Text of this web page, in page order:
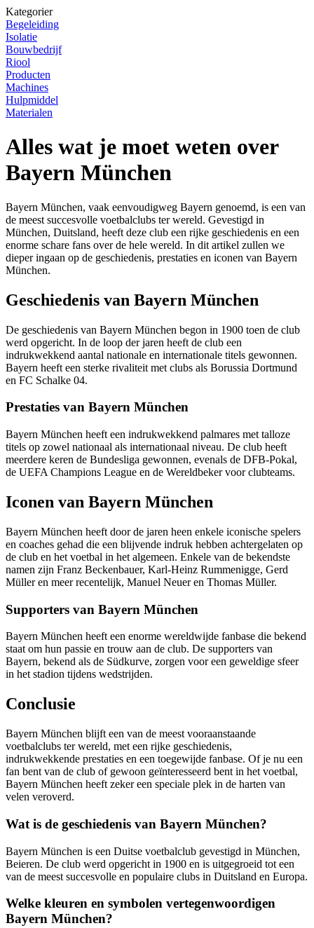
Kategorier
Begeleiding
Isolatie
Bouwbedrijf
Riool
Producten
Machines
Hulpmiddel
Materialen
Alles wat je moet weten over
Bayern München
Bayern München, vaak eenvoudigweg Bayern genoemd, is een van
de meest succesvolle voetbalclubs ter wereld. Gevestigd in
München, Duitsland, heeft deze club een rijke geschiedenis en een
enorme schare fans over de hele wereld. In dit artikel zullen we
dieper ingaan op de geschiedenis, prestaties en iconen van Bayern
München.
Geschiedenis van Bayern München
De geschiedenis van Bayern München begon in 1900 toen de club
werd opgericht. In de loop der jaren heeft de club een
indrukwekkend aantal nationale en internationale titels gewonnen.
Bayern heeft een sterke rivaliteit met clubs als Borussia Dortmund
en FC Schalke 04.
Prestaties van Bayern München
Bayern München heeft een indrukwekkend palmares met talloze
titels op zowel nationaal als internationaal niveau. De club heeft
meerdere keren de Bundesliga gewonnen, evenals de DFB-Pokal,
de UEFA Champions League en de Wereldbeker voor clubteams.
Iconen van Bayern München
Bayern München heeft door de jaren heen enkele iconische spelers
en coaches gehad die een blijvende indruk hebben achtergelaten op
de club en het voetbal in het algemeen. Enkele van de bekendste
namen zijn Franz Beckenbauer, Karl-Heinz Rummenigge, Gerd
Müller en meer recentelijk, Manuel Neuer en Thomas Müller.
Supporters van Bayern München
Bayern München heeft een enorme wereldwijde fanbase die bekend
staat om hun passie en trouw aan de club. De supporters van
Bayern, bekend als de Südkurve, zorgen voor een geweldige sfeer
in het stadion tijdens wedstrijden.
Conclusie
Bayern München blijft een van de meest vooraanstaande
voetbalclubs ter wereld, met een rijke geschiedenis,
indrukwekkende prestaties en een toegewijde fanbase. Of je nu een
fan bent van de club of gewoon geïnteresseerd bent in het voetbal,
Bayern München heeft zeker een speciale plek in de harten van
velen veroverd.
Wat is de geschiedenis van Bayern München?
Bayern München is een Duitse voetbalclub gevestigd in München,
Beieren. De club werd opgericht in 1900 en is uitgegroeid tot een
van de meest succesvolle en populaire clubs in Duitsland en Europa.
Welke kleuren en symbolen vertegenwoordigen
Bayern München?